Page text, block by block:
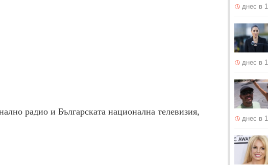
радио и Българската национална телевизия,
днес в
днес в
днес в